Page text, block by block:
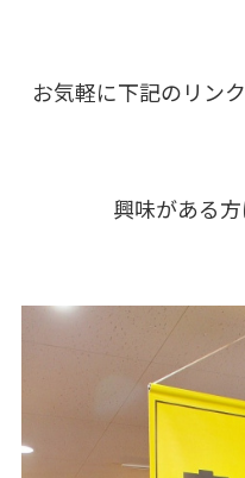
お気軽に下記のリン
興味がある